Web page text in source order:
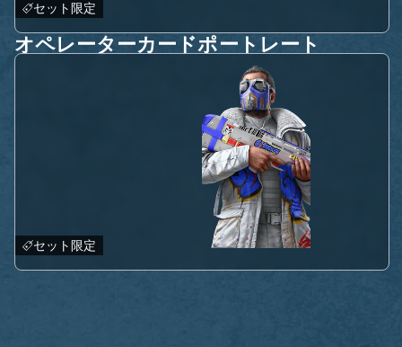
セット限定
オペレーターカードポートレート
セット限定